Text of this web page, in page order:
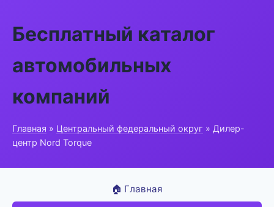
Бесплатный каталог
автомобильных
компаний
Главная » Центральный федеральный округ » Дилер-
центр Nord Torque
🏠 Главная